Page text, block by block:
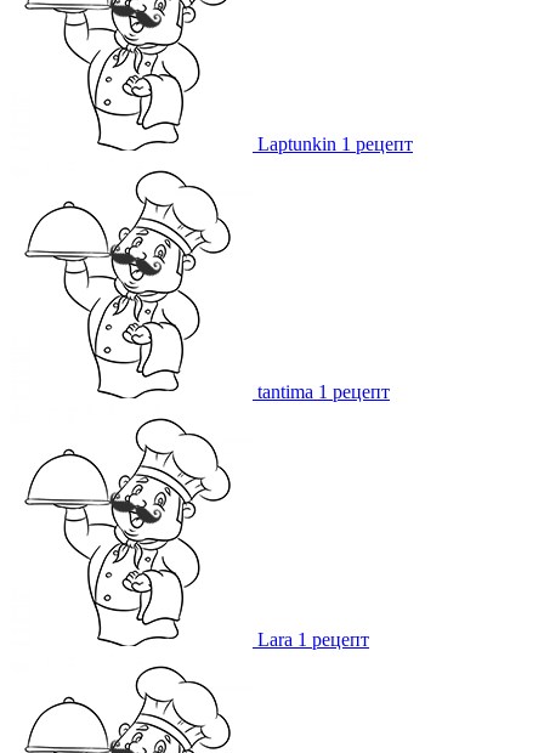
Laptunkin 1 рецепт
tantima 1 рецепт
Lara 1 рецепт